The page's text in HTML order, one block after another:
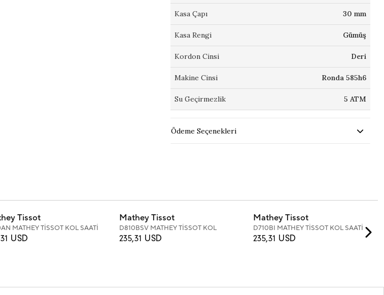
Kasa Çapı 30 mm
Kasa Rengi Gümüş
Kordon Cinsi Deri
Makine Cinsi Ronda 585h6
Su Geçirmezlik 5 ATM
Ödeme Seçenekleri
Tissot
MATHEY TİSSOT KOL SAATİ
USD
Mathey Tissot
D810BSV MATHEY TİSSOT KOL
SAATİ
235,31 USD
Mathey Tissot
D710BI MATHEY TİSSOT KOL SAATİ
235,31 USD